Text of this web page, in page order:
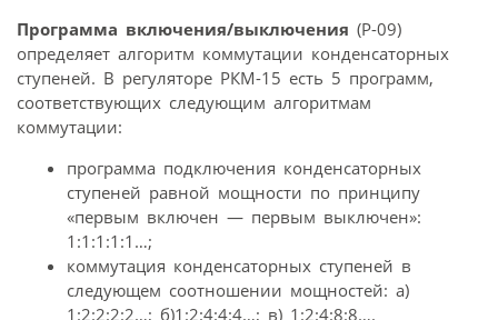
Программа включения/выключения (Р-09)
определяет алгоритм коммутации конденсаторных
ступеней. В регуляторе РКМ-15 есть 5 программ,
соответствующих следующим алгоритмам
коммутации:
программа подключения конденсаторных
ступеней равной мощности по принципу
«первым включен — первым выключен»:
1:1:1:1:1…;
коммутация конденсаторных ступеней в
следующем соотношении мощностей: а)
1:2:2:2:2…; б)1:2:4:4:4…; в) 1:2:4:8:8….